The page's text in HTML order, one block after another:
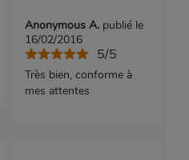
Anonymous A. publié le
16/02/2016
5/5
Très bien, conforme à
mes attentes